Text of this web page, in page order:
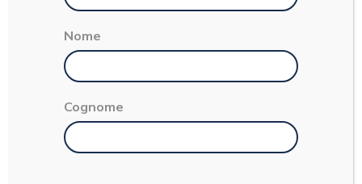
Nome
Cognome